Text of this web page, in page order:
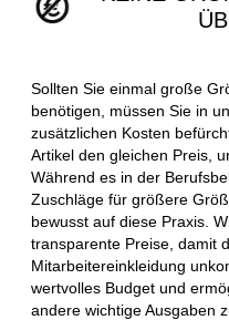
Sollten Sie einmal große
benötigen, müssen Sie in
zusätzlichen Kosten
Artikel den gleichen Preis,
Während es in der
Zuschläge für größere
bewusst auf diese Praxis.
transparente Preise, damit
Mitarbeitereinkleidung
wertvolles Budget und
andere wichtige Ausgaben